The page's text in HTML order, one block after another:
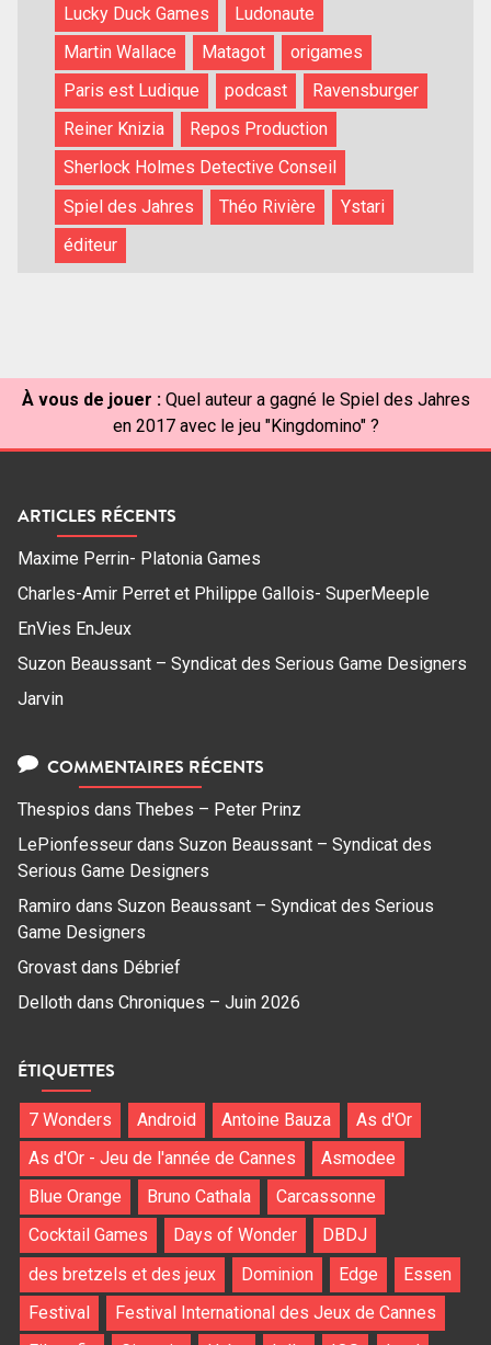
Lucky Duck Games
Ludonaute
Martin Wallace
Matagot
origames
Paris est Ludique
podcast
Ravensburger
Reiner Knizia
Repos Production
Sherlock Holmes Detective Conseil
Spiel des Jahres
Théo Rivière
Ystari
éditeur
À vous de jouer : Quel auteur a gagné le Spiel des Jahres
en 2017 avec le jeu "Kingdomino" ?
ARTICLES RÉCENTS
Maxime Perrin- Platonia Games
Charles-Amir Perret et Philippe Gallois- SuperMeeple
EnVies EnJeux
Suzon Beaussant – Syndicat des Serious Game Designers
Jarvin
COMMENTAIRES RÉCENTS
Thespios dans Thebes – Peter Prinz
LePionfesseur dans Suzon Beaussant – Syndicat des
Serious Game Designers
Ramiro dans Suzon Beaussant – Syndicat des Serious
Game Designers
Grovast dans Débrief
Delloth dans Chroniques – Juin 2026
ÉTIQUETTES
7 Wonders Android Antoine Bauza
As d'Or
As d'Or - Jeu de l'année de Cannes
Asmodee
Blue Orange
Bruno Cathala
Carcassonne
Cocktail Games
Days of Wonder
DBDJ
des bretzels et des jeux
Dominion Edge
Essen
Festival
Festival International des Jeux de Cannes